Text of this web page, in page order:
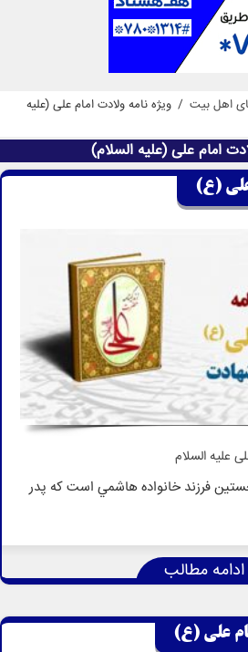
اهل بیت / ویژه نامه ولادت امام علی (علیه
امام علی (علیه السلام)
علی (ع)
علیه السلام
فرزند خانواده هاشمي است كه پدر
ادامه مطالب
علی (ع)